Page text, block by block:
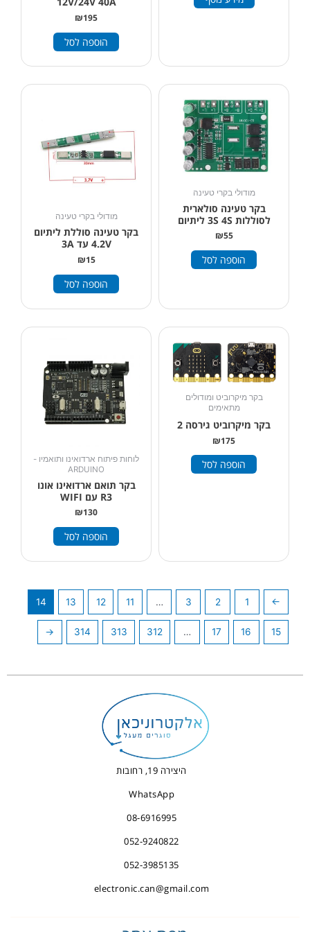
₪195
הוספה לסל
מודולי בקרי טעינה
בקר טעינה סולארית
לסוללות 3S 4S ליתיום
₪55
הוספה לסל
מודולי בקרי טעינה
בקר טעינה סוללת ליתיום
4.2V עד 3A
₪15
הוספה לסל
בקר מיקרוביט ומודולים
מתאימים
בקר מיקרוביט גירסה 2
₪175
הוספה לסל
לוחות פיתוח ארדואינו ותואמיו -
ARDUINO
בקר תואם ארדואינו אונו
R3 עם WIFI
₪130
הוספה לסל
→
1
2
3
…
11
12
13
14
15
16
17
…
312
313
314
←
היצירה 19, רחובות
WhatsApp
08-6916995
052-9240822
052-3985135
electronic.can@gmail.com